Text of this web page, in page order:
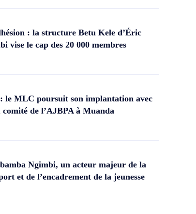
: la structure Betu Kele d’Éric
vise le cap des 20 000 membres
le MLC poursuit son implantation avec
de l’AJBPA à Muanda
Ngimbi, un acteur majeur de la
et de l’encadrement de la jeunesse